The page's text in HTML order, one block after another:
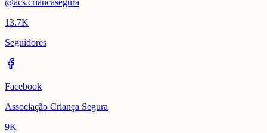
13.7K
Seguidores
Facebook
Associação Criança Segura
9K